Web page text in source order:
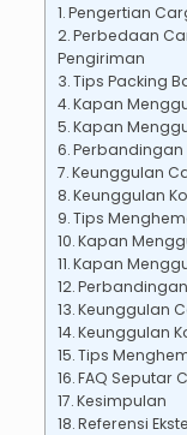
Pengertian
Perbedaan
Pengiriman
Tips Packing
Kapan
Kapan
Perbandingan
Keunggulan
Keunggulan
Tips
Kapan
Kapan
Keunggulan
Keunggulan
Tips
FAQ Seputar
Kesimpulan
Referensi